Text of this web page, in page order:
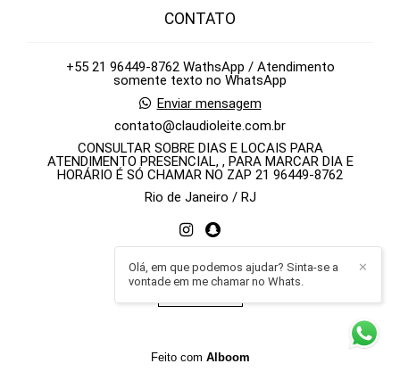
CONTATO
+55 21 96449-8762 WathsApp / Atendimento
somente texto no WhatsApp
Enviar mensagem
contato@claudioleite.com.br
CONSULTAR SOBRE DIAS E LOCAIS PARA
ATENDIMENTO PRESENCIAL, , PARA MARCAR DIA E
HORÁRIO É SÓ CHAMAR NO ZAP 21 96449-8762
Rio de Janeiro / RJ
✕
Olá, em que podemos ajudar? Sinta-se a
vontade em me chamar no Whats.
Feito com Alboom